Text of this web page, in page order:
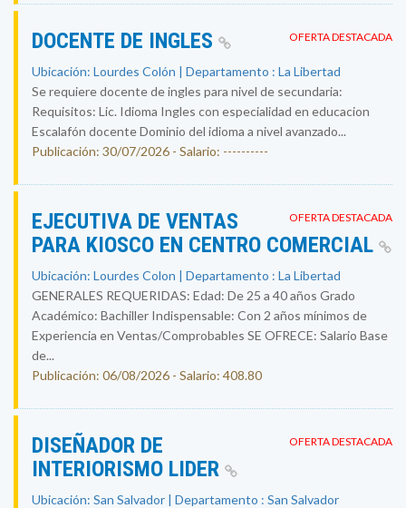
OFERTA DESTACADA
DOCENTE DE INGLES
Ubicación: Lourdes Colón | Departamento : La Libertad
Se requiere docente de ingles para nivel de secundaria:
Requisitos: Lic. Idioma Ingles con especialidad en educacion
Escalafón docente Dominio del idioma a nivel avanzado...
Publicación: 30/07/2026 - Salario: ----------
OFERTA DESTACADA
EJECUTIVA DE VENTAS
PARA KIOSCO EN CENTRO COMERCIAL
Ubicación: Lourdes Colon | Departamento : La Libertad
GENERALES REQUERIDAS: Edad: De 25 a 40 años Grado
Académico: Bachiller Indispensable: Con 2 años mínimos de
Experiencia en Ventas/Comprobables SE OFRECE: Salario Base
de...
Publicación: 06/08/2026 - Salario: 408.80
OFERTA DESTACADA
DISEÑADOR DE
INTERIORISMO LIDER
Ubicación: San Salvador | Departamento : San Salvador